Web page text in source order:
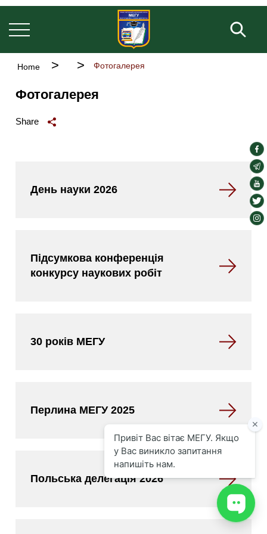
Skip
main
content
Основна
Breadcrumb
Home Фотогалерея
Фотогалерея
Share
День науки 2026
Підсумкова конференція
конкурсу наукових робіт
30 років МЕГУ
Перлина МЕГУ 2025
Польська делегація 2026